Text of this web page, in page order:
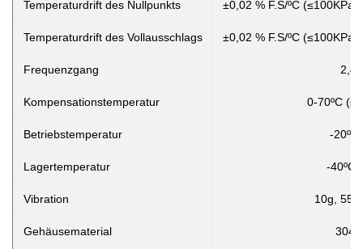
Temperaturdrift des Nullpunkts ±0,02 % F.S/ºC
Temperaturdrift des Vollausschlags ±0,02 % F.S/ºC
Frequenzgang 2,4
Kompensationstemperatur 0-70ºC (≤10
Betriebstemperatur -
Lagertemperatur -
Vibration 10g,
Gehäusematerial